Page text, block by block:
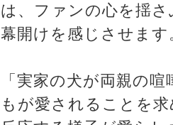
は、ファンの心を揺
幕開けを感じさせます
「実家の犬が両親の
もが愛されることを